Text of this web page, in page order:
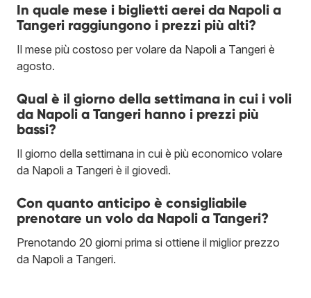
In quale mese i biglietti aerei da Napoli a
Tangeri raggiungono i prezzi più alti?
Il mese più costoso per volare da Napoli a Tangeri è
agosto.
Qual è il giorno della settimana in cui i voli
da Napoli a Tangeri hanno i prezzi più
bassi?
Il giorno della settimana in cui è più economico volare
da Napoli a Tangeri è il giovedì.
Con quanto anticipo è consigliabile
prenotare un volo da Napoli a Tangeri?
Prenotando 20 giorni prima si ottiene il miglior prezzo
da Napoli a Tangeri.